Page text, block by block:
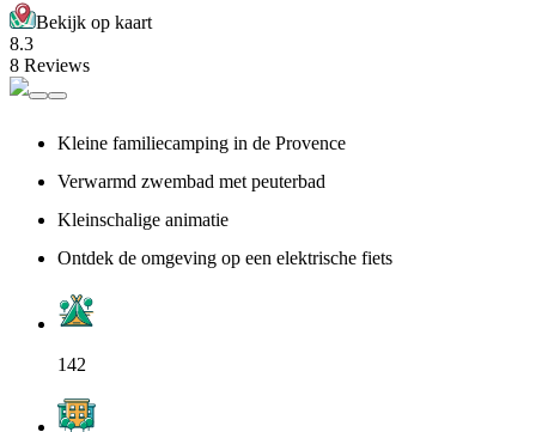
Bekijk op kaart
8.3
8 Reviews
Kleine familiecamping in de Provence
Verwarmd zwembad met peuterbad
Kleinschalige animatie
Ontdek de omgeving op een elektrische fiets
142